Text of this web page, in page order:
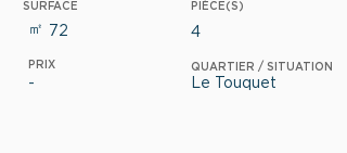
SURFACE
㎡ 72
PIÈCE(S)
4
PRIX QUARTIER / SITUATION
- Le Touquet